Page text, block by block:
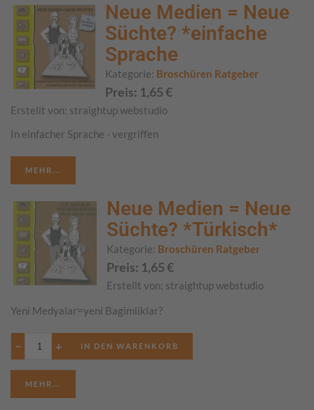
Neue Medien = Neue
Süchte? *einfache
Sprache
Kategorie: Broschüren Ratgeber
Preis: 1,65€
Erstellt von: straightup webstudio
In einfacher Sprache - vergriffen
MEHR...
Neue Medien = Neue
Süchte? *Türkisch*
Kategorie: Broschüren Ratgeber
Preis: 1,65€
Erstellt von: straightup webstudio
Yeni Medyalar=yeni Bagimliklar?
− +
MEHR...